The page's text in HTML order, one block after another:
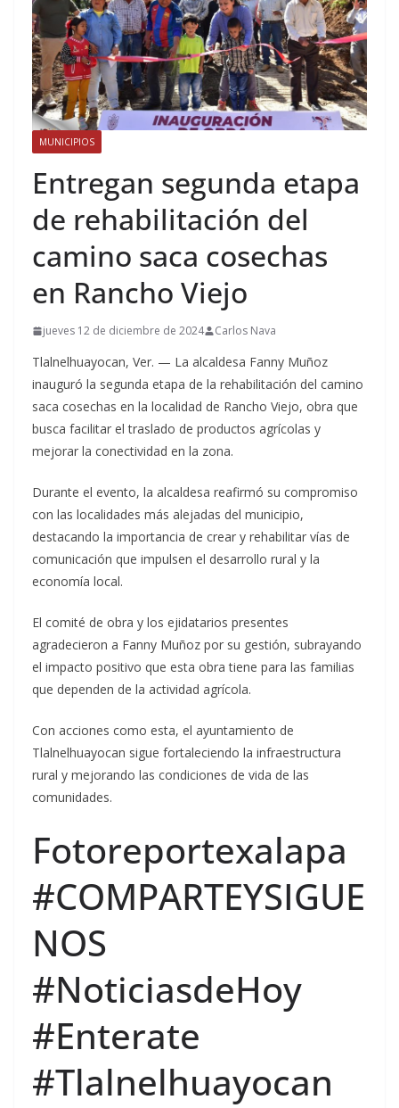
MUNICIPIOS
Entregan segunda etapa
de rehabilitación del
camino saca cosechas
en Rancho Viejo
jueves 12 de diciembre de 2024 Carlos Nava
Tlalnelhuayocan, Ver. — La alcaldesa Fanny Muñoz
inauguró la segunda etapa de la rehabilitación del camino
saca cosechas en la localidad de Rancho Viejo, obra que
busca facilitar el traslado de productos agrícolas y
mejorar la conectividad en la zona.
Durante el evento, la alcaldesa reafirmó su compromiso
con las localidades más alejadas del municipio,
destacando la importancia de crear y rehabilitar vías de
comunicación que impulsen el desarrollo rural y la
economía local.
El comité de obra y los ejidatarios presentes
agradecieron a Fanny Muñoz por su gestión, subrayando
el impacto positivo que esta obra tiene para las familias
que dependen de la actividad agrícola.
Con acciones como esta, el ayuntamiento de
Tlalnelhuayocan sigue fortaleciendo la infraestructura
rural y mejorando las condiciones de vida de las
comunidades.
Fotoreportexalapa
#COMPARTEYSIGUE
NOS
#NoticiasdeHoy
#Enterate
#Tlalnelhuayocan